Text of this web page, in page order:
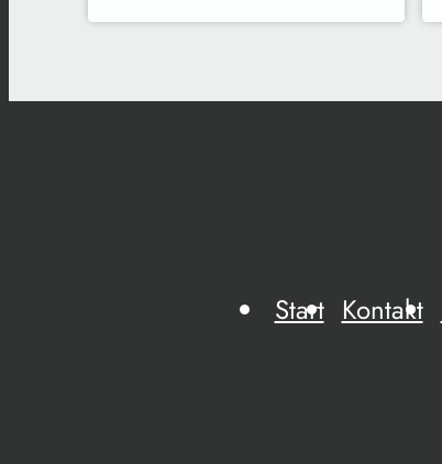
Start Kontakt